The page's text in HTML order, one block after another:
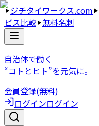
ジチタイワークス.com
ビス比較 無料名刺
自治体で働く
“コトとヒト”を元気に。
会員登録(無料)
ログインログイン